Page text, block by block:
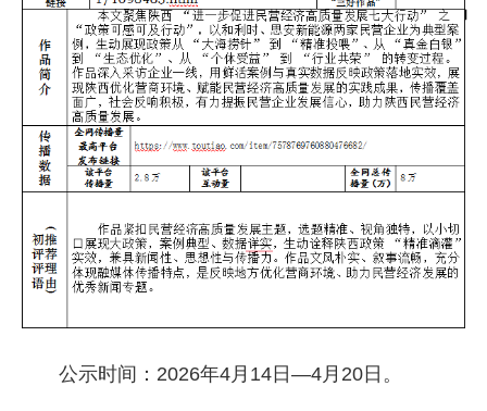
公示时间：2026年4月14日—4月20日。